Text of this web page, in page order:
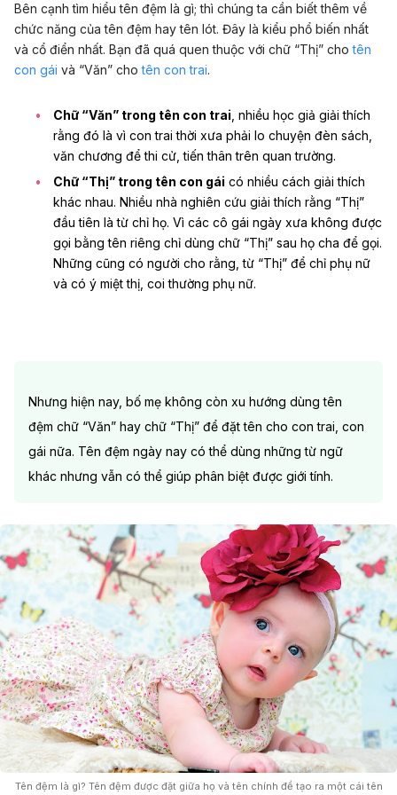
Bên cạnh tìm hiểu tên đệm là gì; thì chúng ta cần biết thêm về
chức năng của tên đệm hay tên lót. Đây là kiểu phổ biến nhất
và cổ điển nhất. Bạn đã quá quen thuộc với chữ “Thị” chotên
con gái và “Văn” chotên con trai.
Chữ “Văn” trong tên con trai , nhiều học giả giải thích
rằng đó là vì con trai thời xưa phải lo chuyện đèn sách,
văn chương để thi cử, tiến thân trên quan trường.
Chữ “Thị” trong tên con gái có nhiều cách giải thích
khác nhau. Nhiều nhà nghiên cứu giải thích rằng “Thị”
đầu tiên là từ chỉ họ. Vì các cô gái ngày xưa không được
gọi bằng tên riêng chỉ dùng chữ “Thị” sau họ cha để gọi.
Những cũng có người cho rằng, từ “Thị” để chỉ phụ nữ
và có ý miệt thị, coi thường phụ nữ.
Nhưng hiện nay, bố mẹ không còn xu hướng dùng tên
đệm chữ “Văn” hay chữ “Thị” để đặt tên cho con trai, con
gái nữa. Tên đệm ngày nay có thể dùng những từ ngữ
khác nhưng vẫn có thể giúp phân biệt được giới tính.
Tên đệm là gì? Tên đệm được đặt giữa họ và tên chính để tạo ra một cái tên